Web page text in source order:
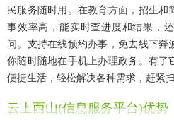
民服务随时用。在教育方面，招生
事效率高，能实时查进度和结果，
问。支持在线预约办事，免去线下
你随时随地在手机上办理政务。有了
便捷生活，轻松解决各种需求，赶紧
云上西山(信息服务平台)优势